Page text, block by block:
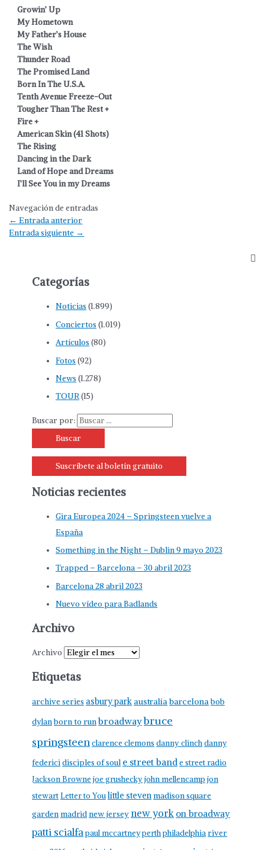
Growin’ Up
My Hometown
My Father’s House
The Wish
Thunder Road
The Promised Land
Born In The U.S.A.
Tenth Avenue Freeze-Out
Tougher Than The Rest +
Fire +
American Skin (41 Shots)
The Rising
Dancing in the Dark
Land of Hope and Dreams
I’ll See You in my Dreams
Navegación de entradas
← Entrada anterior
Entrada siguiente →
Categorías
Noticias (1.899)
Conciertos (1.019)
Artículos (80)
Fotos (92)
News (1.278)
TOUR(15)
Buscar por:
Suscríbete al boletín gratuito
Noticias recientes
Gira Europea 2024 – Springsteen vuelve a
España
Something in the Night – Dublin 9 mayo 2023
Trapped – Barcelona – 30 abril 2023
Barcelona 28 abril 2023
Nuevo vídeo para Badlands
Archivo
Archivo
Etiquetas
archive series asbury park australiabarcelonabob
dylanborn to runbroadwaybruce
springsteenclarence clemons danny clinchdanny
federicidisciples of soul e street band e street radio
Jackson Browne joe grusheckyjohn mellencamp jon
stewartLetter to Youlittle stevenmadison square
gardenmadridnew jerseynew york on broadway
patti scialfapaul mccartneyperthphiladelphiariver